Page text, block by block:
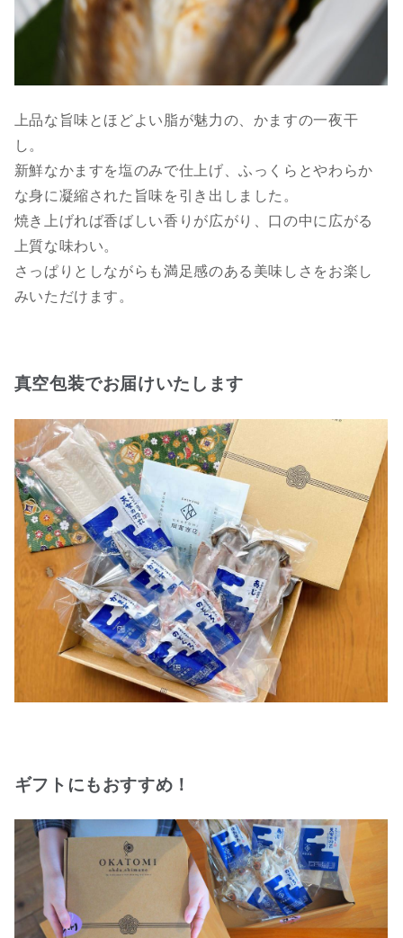
上品な旨味とほどよい脂が魅力の、かますの一夜干
し。
新鮮なかますを塩のみで仕上げ、ふっくらとやわらか
な身に凝縮された旨味を引き出しました。
焼き上げれば香ばしい香りが広がり、口の中に広がる
上質な味わい。
さっぱりとしながらも満足感のある美味しさをお楽し
みいただけます。
真空包装でお届けいたします
ギフトにもおすすめ！